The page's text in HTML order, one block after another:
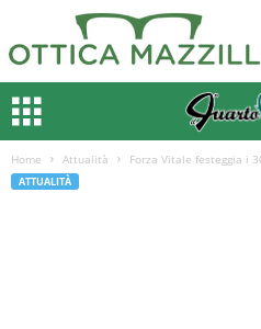
Home Attualità Forza Vitale festeggia i
ATTUALITÀ